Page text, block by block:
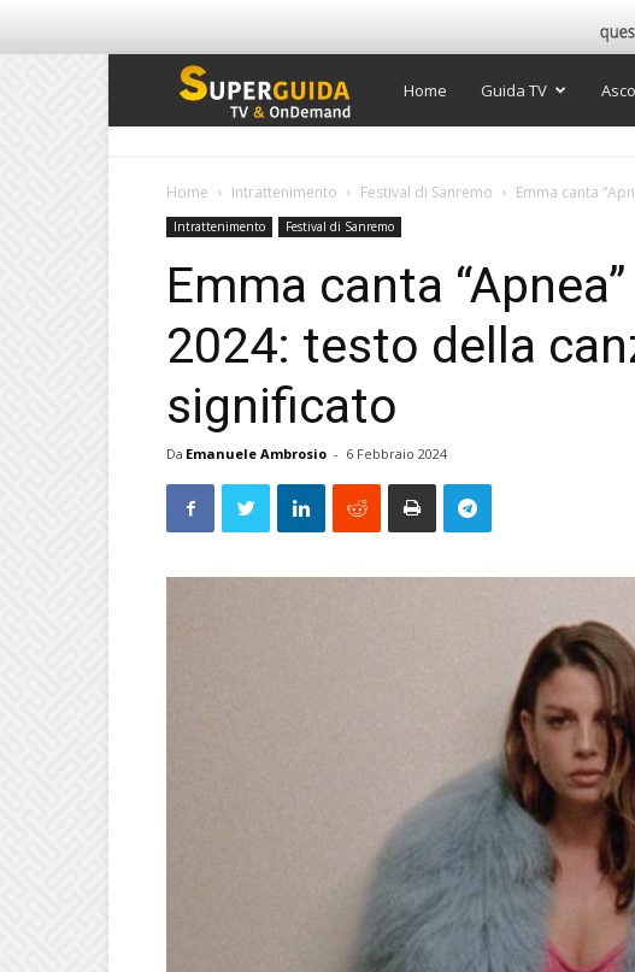
Super
TV
Home Guida TV
Home Intrattenimento Festival di Sanremo Emma canta
Intrattenimento Festival di Sanremo
Emma canta
2024: testo della
significato
Da Emanuele Ambrosio - 6 Febbraio 2024